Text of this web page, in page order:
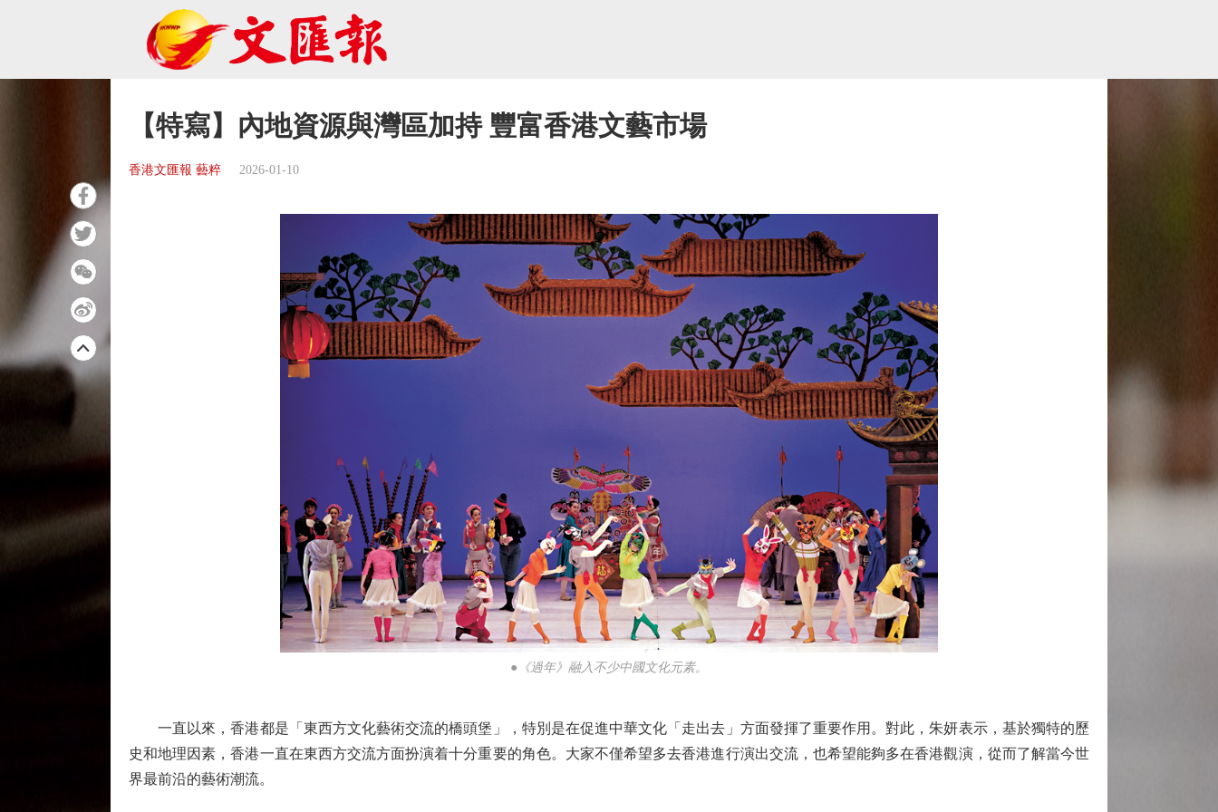
【特寫】內地資源與灣區加持 豐富香港文藝市場
香港文匯報 藝粹 2026-01-10
●《過年》融入不少中國文化元素。
一直以來，香港都是「東西方文化藝術交流的橋頭堡」，特別是在促進中華文化「走出去」方面發揮了重要作用。對此，朱妍表示，基於獨特的歷
史和地理因素，香港一直在東西方交流方面扮演着十分重要的角色。大家不僅希望多去香港進行演出交流，也希望能夠多在香港觀演，從而了解當今世
界最前沿的藝術潮流。